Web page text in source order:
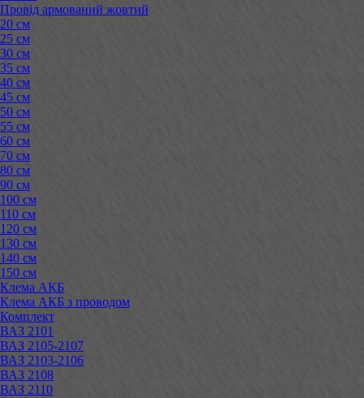
Провід армований жовтий
20 см
25 см
30 см
35 см
40 см
45 см
50 см
55 см
60 см
70 см
80 см
90 см
100 см
110 см
120 см
130 см
140 см
150 см
Клема АКБ
Клема АКБ з проводом
Комплект
ВАЗ 2101
ВАЗ 2105-2107
ВАЗ 2103-2106
ВАЗ 2108
ВАЗ 2110